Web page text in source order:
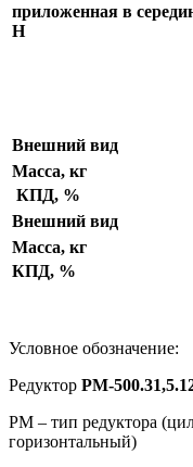
приложенная в
Н
Внешний вид
Масса, кг
КПД, %
Внешний вид
Масса, кг
КПД, %
Условное обозначение:
Редуктор РМ-
РМ – тип редуктора
горизонтальный)